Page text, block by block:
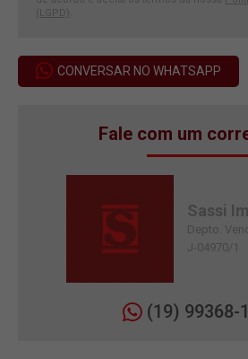
(LGPD)
CONVERSAR NO WHATSAPP
Fale com um
Sassi
Depto.
J-04970/1
(19) 99368-